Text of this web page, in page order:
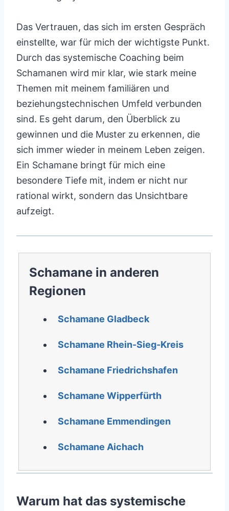
Das Vertrauen, das sich im ersten Gespräch
einstellte, war für mich der wichtigste Punkt.
Durch das systemische Coaching beim
Schamanen wird mir klar, wie stark meine
Themen mit meinem familiären und
beziehungstechnischen Umfeld verbunden
sind. Es geht darum, den Überblick zu
gewinnen und die Muster zu erkennen, die
sich immer wieder in meinem Leben zeigen.
Ein Schamane bringt für mich eine
besondere Tiefe mit, indem er nicht nur
rational wirkt, sondern das Unsichtbare
aufzeigt.
Schamane in anderen
Regionen
Schamane Gladbeck
Schamane Rhein-Sieg-Kreis
Schamane Friedrichshafen
Schamane Wipperfürth
Schamane Emmendingen
Schamane Aichach
Warum hat das systemische